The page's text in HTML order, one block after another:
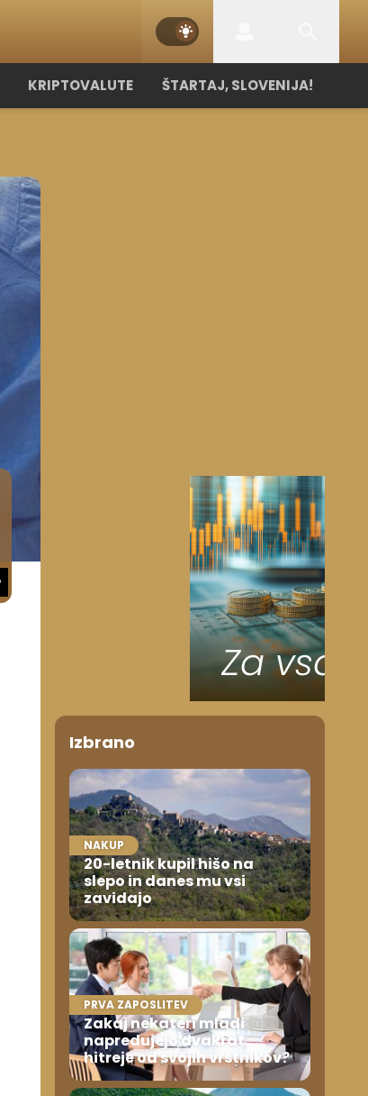
KRIPTOVALUTE ŠTARTAJ, SLOVENIJA!
Izbrano
NAKUP
20-letnik kupil hišo na
slepo in danes mu vsi
zavidajo
PRVA ZAPOSLITEV
Zakaj nekateri mladi
napredujejo dvakrat
hitreje od svojih vrstnikov?